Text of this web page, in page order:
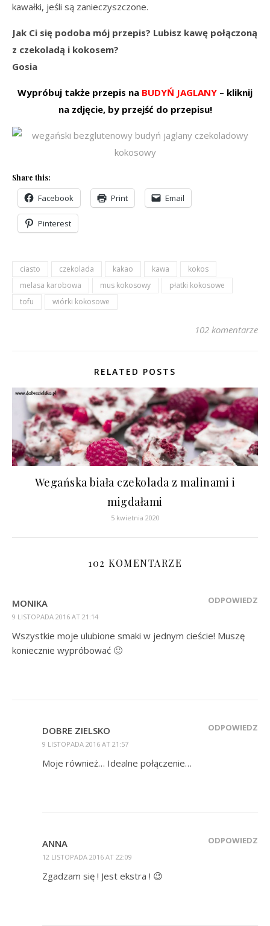
kawałki, jeśli są zanieczyszczone.
Jak Ci się podoba mój przepis? Lubisz kawę połączoną
z czekoladą i kokosem?
Gosia
Wypróbuj także przepis na BUDYŃ JAGLANY – kliknij
na zdjęcie, by przejść do przepisu!
Share this:
Facebook Print Email
Pinterest
ciasto czekolada kakao kawa
kokos
melasa karobowa
mus kokosowy
płatki kokosowe
tofu
wiórki kokosowe
102 komentarze
RELATED POSTS
Wegańska biała czekolada z malinami i
migdałami
5 kwietnia 2020
102 KOMENTARZE
MONIKA
9 LISTOPADA 2016 AT 21:14
ODPOWIEDZ
Wszystkie moje ulubione smaki w jednym cieście! Muszę
koniecznie wypróbować 🙂
DOBRE ZIELSKO
9 LISTOPADA 2016 AT 21:57
ODPOWIEDZ
Moje również… Idealne połączenie…
ANNA
12 LISTOPADA 2016 AT 22:09
ODPOWIEDZ
Zgadzam się ! Jest ekstra ! 😉